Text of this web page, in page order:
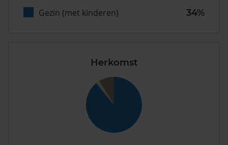
Gezin (met kinderen)
34%
Herkomst